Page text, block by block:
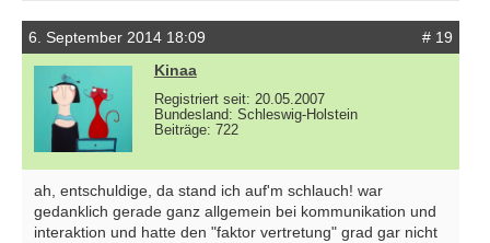
6. September 2014 18:09
# 19
Kinaa
Registriert seit: 20.05.2007
Bundesland: Schleswig-Holstein
Beiträge: 722
ah, entschuldige, da stand ich auf'm schlauch! war
gedanklich gerade ganz allgemein bei kommunikation und
interaktion und hatte den "faktor vertretung" grad gar nicht